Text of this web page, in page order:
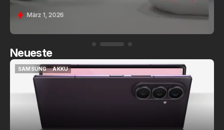
Feb. 9, 2026
Neueste
SAMSUNG
SAMSUNG
AKKU
AKKU